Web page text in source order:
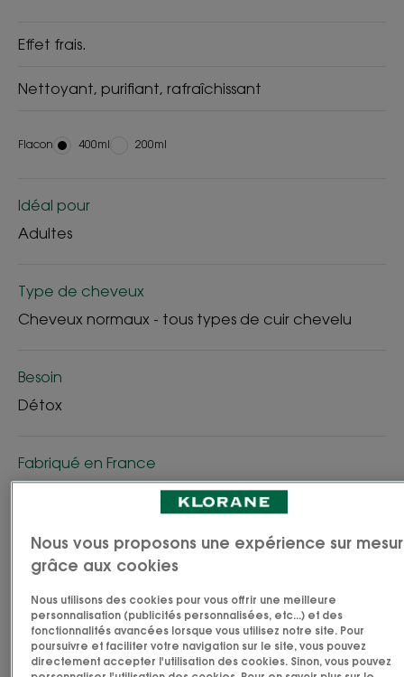
Effet frais.
Nettoyant, purifiant, rafraîchissant
Flacon Flacon
400ml Flacon
200ml
Idéal pour
Adultes
Type de cheveux
Cheveux normaux - tous types de cuir chevelu
Besoin
Détox
Fabriqué en France
Véritable détoxifiant capillaire, le Shampoing Détox
Aquatique Bio est infusé de Mentha aquatica L.,
actif connu pour sa forte concentration en
antioxydants. Idéal pour les citadins, ce shampoing
va nettoyer intensément le cuir chevelu et les
cheveux exposés quotidiennement à la pollution.
Sa formule biodégradable* à base lavante douce
Nous vous proposons une expérience sur
grâce aux cookies
Nous utilisons des cookies pour vous offrir une meilleure
personnalisation (publicités personnalisées, etc...) et des
fonctionnalités avancées lorsque vous utilisez notre site. Pour
poursuivre et faciliter votre navigation sur le site, vous pouvez
directement accepter l'utilisation des cookies. Sinon, vous pouvez